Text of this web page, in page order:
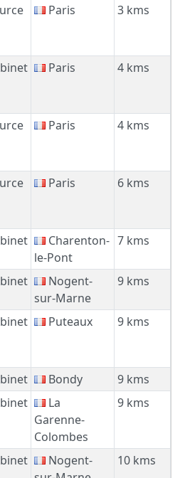
Paris 3 kms
Paris 4 kms
Paris 4 kms
Paris 6 kms
Charenton-
le-Pont
7 kms
Nogent-
sur-Marne
9 kms
Puteaux 9 kms
Bondy
9 kms
La
Garenne-
Colombes
9 kms
Nogent-
10 kms